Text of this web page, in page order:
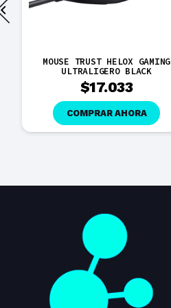
MOUSE TRUST HELOX GAMING
ULTRALIGERO BLACK
$17.033
COMPRAR AHORA